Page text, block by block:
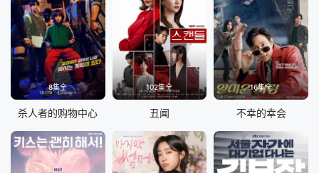
8集全
杀人者的购物中心
102集全
丑闻
16集全
不幸的幸会